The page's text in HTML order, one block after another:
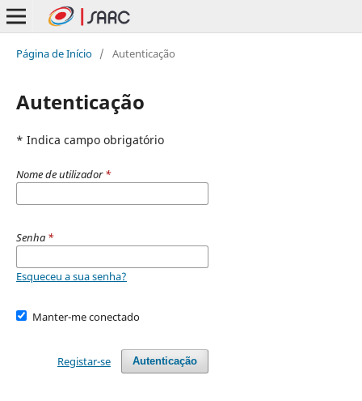
Página de Início / Autenticação
Autenticação
* Indica campo obrigatório
Nome de utilizador*
Senha *
Esqueceu a sua senha?
Manter-me conectado
Autenticação
Registar-se